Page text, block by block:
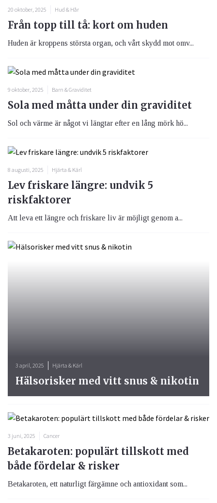
20 oktober, 2025 Hud & Hår
Från topp till tå: kort om huden
Huden är kroppens största organ, och vårt skydd mot omv...
9 oktober, 2025 Barn & Graviditet
Sola med måtta under din graviditet
Sol och värme är något vi längtar efter en lång mörk hö...
8 augusti, 2025 Hjärta & Kärl
Lev friskare längre: undvik 5
riskfaktorer
Att leva ett längre och friskare liv är möjligt genom a...
3 juni, 2025 Cancer
Betakaroten: populärt tillskott med
både fördelar & risker
Betakaroten, ett naturligt färgämne och antioxidant som...
3 april, 2025 Hjärta & Kärl
Hälsorisker med vitt snus & nikotin